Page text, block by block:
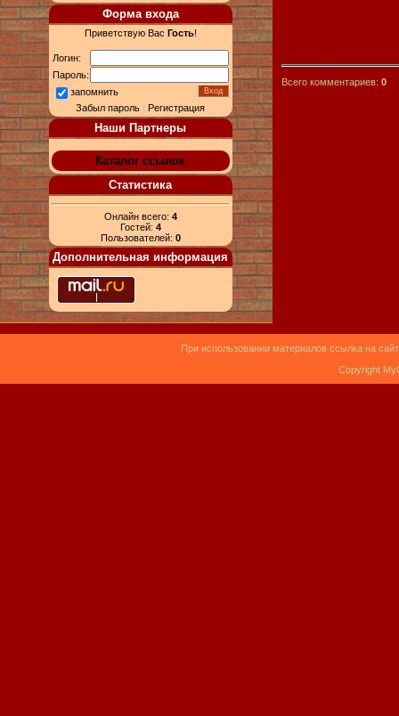
Форма входа
Приветствую Вас Гость!
Логин:
Пароль:
запомнить
Забыл пароль |Регистрация
Наши Партнеры
Каталог ссылок
Статистика
Онлайн всего: 4
Гостей: 4
Пользователей: 0
Дополнительная информация
Всего комментариев: 0
При использовании материалов ссылка на
Copyright